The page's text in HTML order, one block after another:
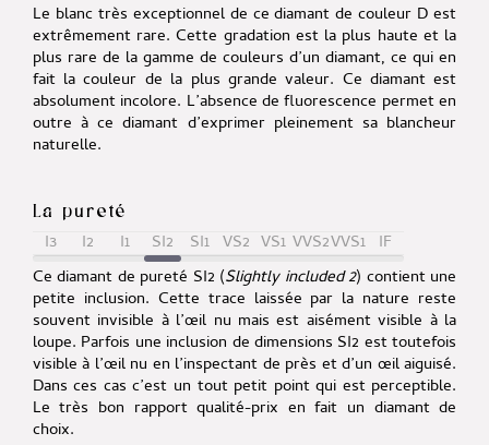
Le blanc très exceptionnel de ce diamant de couleur D est
extrêmement rare. Cette gradation est la plus haute et la
plus rare de la gamme de couleurs d’un diamant, ce qui en
fait la couleur de la plus grande valeur. Ce diamant est
absolument incolore. L’absence de fluorescence permet en
outre à ce diamant d’exprimer pleinement sa blancheur
naturelle.
La pureté
I3 I2 I1 SI2 SI1 VS2 VS1 VVS2VVS1 IF
Ce diamant de pureté SI2 (Slightly included 2) contient une
petite inclusion. Cette trace laissée par la nature reste
souvent invisible à l’œil nu mais est aisément visible à la
loupe. Parfois une inclusion de dimensions SI2 est toutefois
visible à l’œil nu en l’inspectant de près et d’un œil aiguisé.
Dans ces cas c’est un tout petit point qui est perceptible.
Le très bon rapport qualité-prix en fait un diamant de
choix.